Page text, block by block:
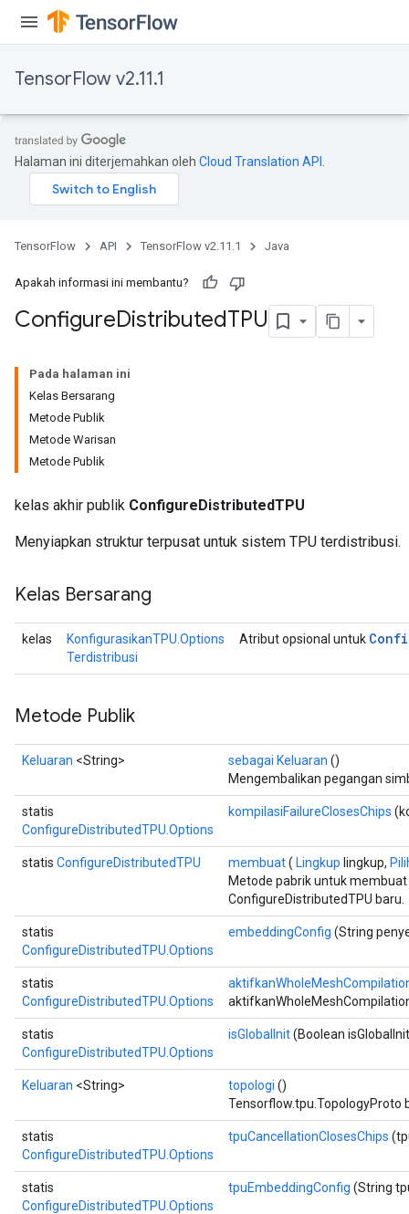
TensorFlow v2.11.1
Halaman ini diterjemahkan oleh Cloud Translation API
TensorFlow API TensorFlow v2.11.1 Java
Apakah informasi ini membantu?
ConfigureDistributedTPU
Pada halaman ini
Kelas Bersarang
Metode Publik
Metode Warisan
Metode Publik
kelas akhir publik ConfigureDistributedTPU
Menyiapkan struktur terpusat untuk sistem TPU terdistribusi.
Kelas Bersarang
kelas
KonfigurasikanTPU.Options
Terdistribusi
Atribut opsional untuk
Metode Publik
Keluaran <String> sebagai Keluaran ()
Mengembalikan pegangan
statis
ConfigureDistributedTPU.Options
kompilasiFailureClosesChips
statis ConfigureDistributedTPU membuat( Lingkup lingkup,
Metode pabrik untuk
ConfigureDistributedTPU baru.
statis
ConfigureDistributedTPU.Options
embeddingConfig (String
statis
ConfigureDistributedTPU.Options
statis
ConfigureDistributedTPU.Options
isGlobalInit(Boolean
Keluaran <String> topologi ()
Tensorflow.tpu.TopologyProto
statis
ConfigureDistributedTPU.Options
tpuCancellationClosesChips
statis
ConfigureDistributedTPU.Options
tpuEmbeddingConfig (String